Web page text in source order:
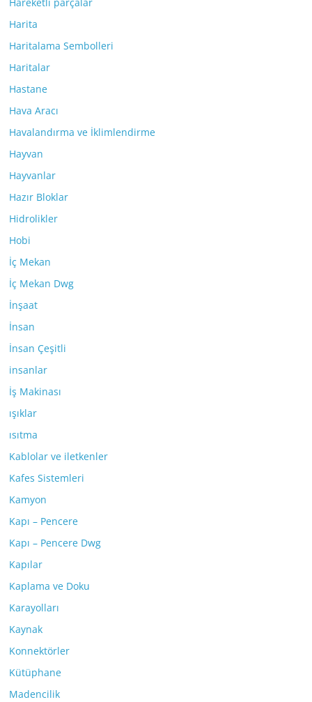
Harita
Haritalama Sembolleri
Haritalar
Hastane
Hava Aracı
Havalandırma ve İklimlendirme
Hayvan
Hayvanlar
Hazır Bloklar
Hidrolikler
Hobi
İç Mekan
İç Mekan Dwg
İnşaat
İnsan
İnsan Çeşitli
insanlar
İş Makinası
ışıklar
ısıtma
Kablolar ve iletkenler
Kafes Sistemleri
Kamyon
Kapı – Pencere
Kapı – Pencere Dwg
Kapılar
Kaplama ve Doku
Karayolları
Kaynak
Konnektörler
Kütüphane
Madencilik